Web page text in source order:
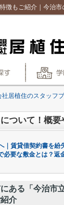
徴もご紹介｜今治
社居植住のスタッフ
ついて！概
｜賃貸借契約書を紛
必要な敷金とは？返
ある「今治市
介